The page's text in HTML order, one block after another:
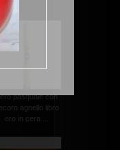
pasquale con
agnello libro
oro in cera ...